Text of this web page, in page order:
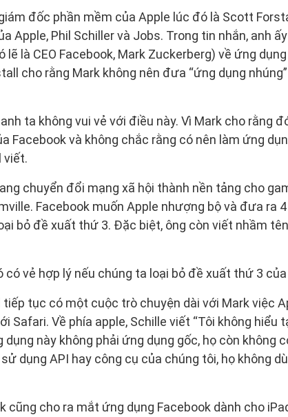
đốc phần mềm của Apple lúc đó là Scott
Apple, Phil Schiller và Jobs. Trong tin nhắn, anh
lẽ là CEO Facebook, Mark Zuckerberg) về ứng
cho rằng Mark không nên đưa “ứng dụng
ta không vui vẻ với điều này. Vì Mark cho rằng
Facebook và không chắc rằng có nên làm ứng
viết.
chuyển đổi mạng xã hội thành nền tảng cho
Facebook muốn Apple nhượng bộ và đưa ra
bỏ đề xuất thứ 3. Đặc biệt, ông còn viết nhầm
có vẻ hợp lý nếu chúng ta loại bỏ đề xuất thứ 3 của
tiếp tục có một cuộc trò chuyện dài với Mark việc
Safari. Về phía apple, Schille viết “Tôi không hiểu
này không phải ứng dụng gốc, họ còn không
dụng API hay công cụ của chúng tôi, họ không
cũng cho ra mắt ứng dụng Facebook dành cho